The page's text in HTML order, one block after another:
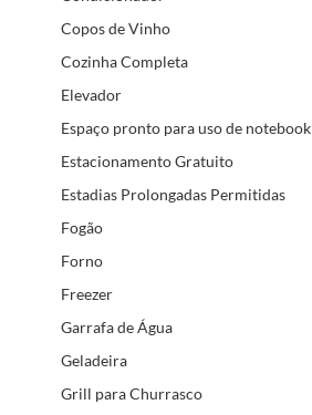
Copos de Vinho
Cozinha Completa
Elevador
Espaço pronto para uso de notebook
Estacionamento Gratuito
Estadias Prolongadas Permitidas
Fogão
Forno
Freezer
Garrafa de Água
Geladeira
Grill para Churrasco